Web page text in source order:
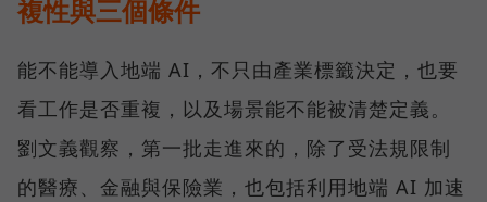
複性與三個條件
能不能導入地端 AI，不只由產業標籤決定，也要
看工作是否重複，以及場景能不能被清楚定義。
劉文義觀察，第一批走進來的，除了受法規限制
的醫療、金融與保險業，也包括利用地端 AI 加速